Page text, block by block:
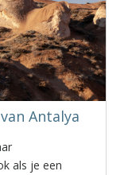
Antalya
als je een